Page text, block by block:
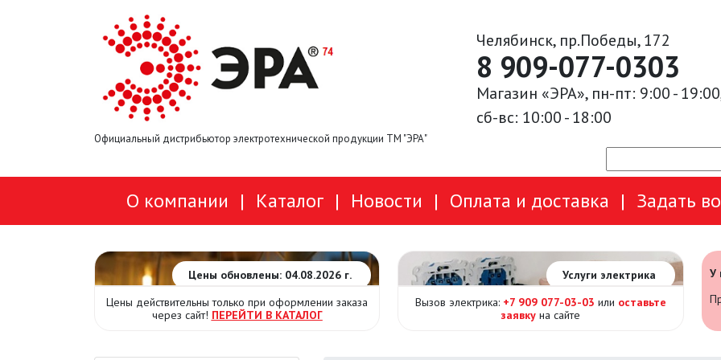
Официальный дистрибьютор электротехнической продукции ТМ "ЭРА"
Челябинск, пр.Победы, 172
8 909-077-0303
Магазин «ЭРА», пн-пт: 9:00 -
сб-вс: 10:00 - 18:00
О компании | Каталог | Новости | Оплата и доставка | Задать
Цены обновлены: 04.08.2026 г.
Цены действительны только при оформлении заказа
через сайт! ПЕРЕЙТИ В КАТАЛОГ
Услуги электрика
Вызов электрика: +7 909 077-03-03 или оставьте
заявку на сайте
У